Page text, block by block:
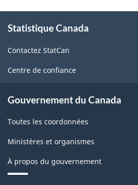
de
l'enquête
sur
la
active
Structure
de
propos
ce
site
Statistique Canada
Contactez StatCan
Centre de confiance
Gouvernement du Canada
Toutes les coordonnées
Ministères et organismes
À propos du gouvernement